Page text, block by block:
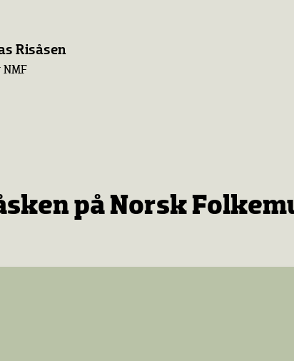
Risåsen
på Norsk